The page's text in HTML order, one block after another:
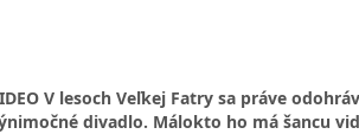
V lesoch Veľkej Fatry sa práve
divadlo. Málokto ho má šancu